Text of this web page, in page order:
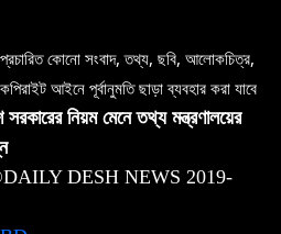
কোনো সংবাদ, তথ্য, ছবি, আলোকচিত্র,
আইনে পূর্বানুমতি ছাড়া ব্যবহার করা যাবে
সরকারের নিয়ম মেনে তথ্য মন্ত্রণালয়ের
DESH NEWS 2019-